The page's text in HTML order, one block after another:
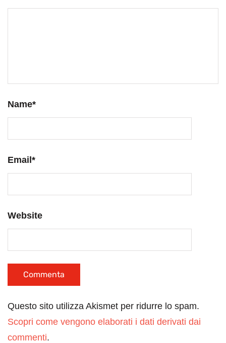
Name*
Email*
Website
Questo sito utilizza Akismet per ridurre lo spam.
Scopri come vengono elaborati i dati derivati dai
commenti.